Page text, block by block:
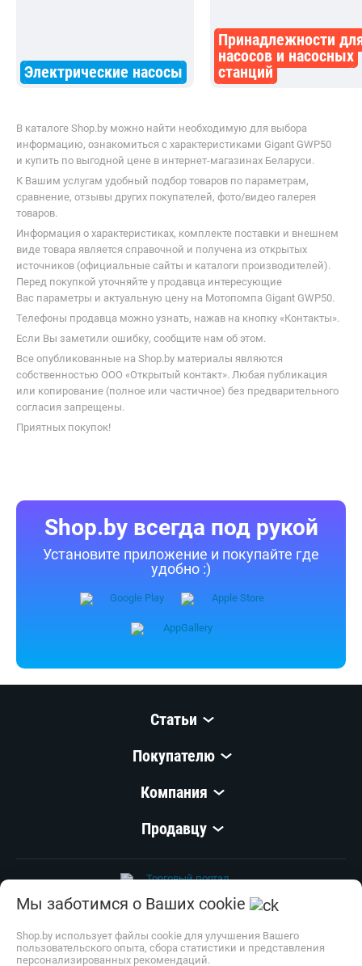
Электрические насосы
Принадлежности
насосов и насосных
станций
В каталоге Shop.by можно найти необходимую для выбора
информацию, ознакомиться с характеристиками Gigant GWP50
и купить по выгодной цене в интернет-магазинах Беларуси.
К Вашим услугам удобный подбор товаров по параметрам,
сравнение, отзывы других покупателей, фото/видео галерея
товаров.
Информация о характеристиках, комплекте поставки и внешнем
виде товара является справочной и получена из открытых
источников (официальные сайты и каталоги производителей).
Перед покупкой уточняйте у продавца интересующие
Вас параметры и актуальную цену на Мотопомпа Gigant GWP50.
Телефоны продавца можно узнать, нажав на кнопку «Контакты».
Если Вы заметили ошибку, сообщите нам об этом.
Все опубликованные на Shop.by материалы являются
собственностью ООО «Открытый контакт». Любая публикация
или копирование (полное или частичное) без предварительного
согласия запрещены.
Приятных покупок!
Shop.by всегда под рукой
Установите приложение и покупайте где
удобно :)
Статьи
Покупателю
Компания
Продавцу
ООО «Открытый Контакт»
УНП 100008738
Настройка cookie
Мы заботимся о Ваших cookie
Shop.by использует файлы cookie для улучшения Вашего
пользовательского опыта, сбора статистики и представления
персонализированных рекомендаций.